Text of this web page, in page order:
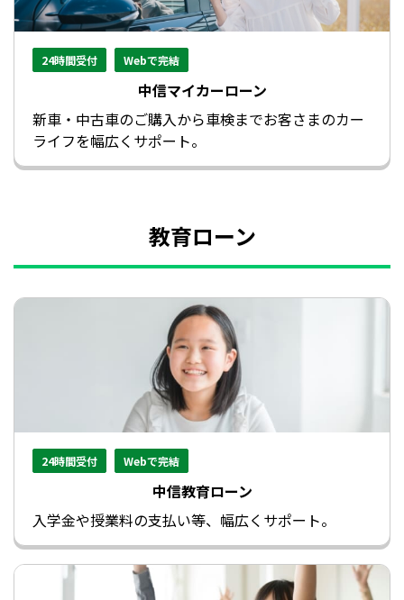
24時間受付 Webで完結
中信マイカーローン
新車・中古車のご購入から車検までお客さまのカー
ライフを幅広くサポート。
教育ローン
24時間受付 Webで完結
中信教育ローン
入学金や授業料の支払い等、幅広くサポート。